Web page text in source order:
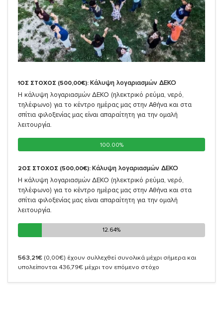
1ΟΣ ΣΤΟΧΟΣ (500,00€): Κάλυψη λογαριασμών ΔΕΚΟ
Η κάλυψη λογαριασμών ΔΕΚΟ (ηλεκτρικό ρεύμα, νερό,
τηλέφωνο) για το κέντρο ημέρας μας στην Αθήνα και στα
σπίτια φιλοξενίας μας είναι απαραίτητη για την ομαλή
λειτουργία.
100.00%
100.00%
2ΟΣ ΣΤΟΧΟΣ (500,00€): Κάλυψη λογαριασμών ΔΕΚΟ
Η κάλυψη λογαριασμών ΔΕΚΟ (ηλεκτρικό ρεύμα, νερό,
τηλέφωνο) για το κέντρο ημέρας μας στην Αθήνα και στα
σπίτια φιλοξενίας μας είναι απαραίτητη για την ομαλή
λειτουργία.
12.64%
12.64%
563,21€ (0,00€) έχουν συλλεχθεί συνολικά μέχρι σήμερα και
υπολείπονται 436,79€ μέχρι τον επόμενο στόχο